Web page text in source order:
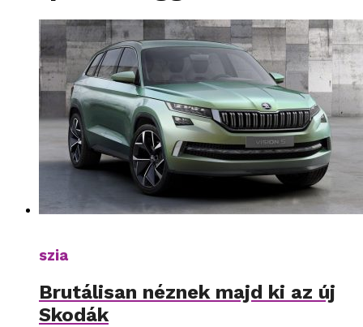
szia
Brutálisan néznek majd ki az új
Skodák